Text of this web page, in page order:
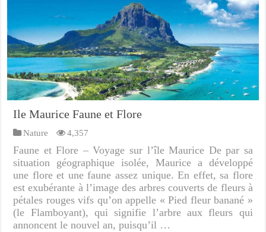
Ile Maurice Faune et Flore
Nature 4,357
Faune et Flore – Voyage sur l’île Maurice De par sa
situation géographique isolée, Maurice a développé
une flore et une faune assez unique. En effet, sa flore
est exubérante à l’image des arbres couverts de fleurs à
pétales rouges vifs qu’on appelle « Pied fleur banané »
(le Flamboyant), qui signifie l’arbre aux fleurs qui
annoncent le nouvel an, puisqu’il …